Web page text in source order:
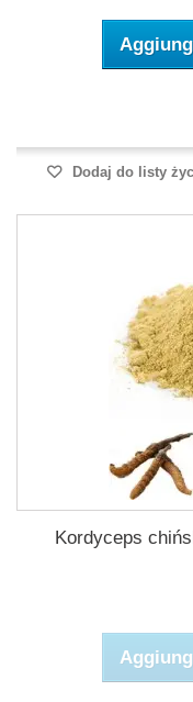
Dodaj do listy
Kordyceps